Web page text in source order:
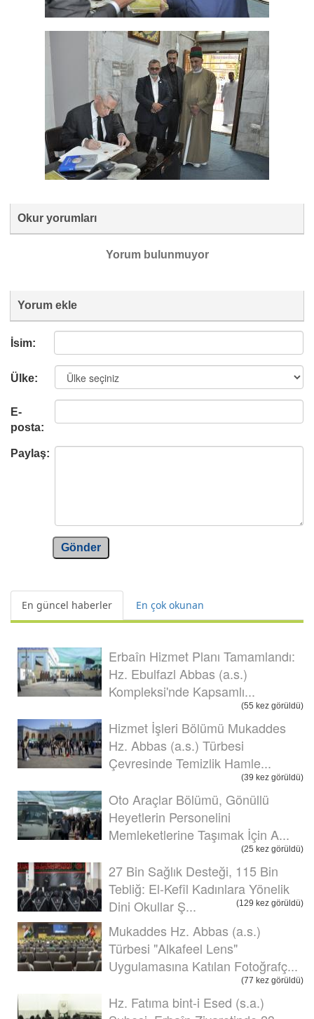
Okur yorumları
Yorum bulunmuyor
Yorum ekle
İsim:
Ülke:
E-
posta:
Paylaş:
Gönder
En güncel haberler En çok okunan
Erbaîn Hizmet Planı Tamamlandı:
Hz. Ebulfazl Abbas (a.s.)
Kompleksi'nde Kapsamlı...
(55 kez görüldü)
Hizmet İşleri Bölümü Mukaddes
Hz. Abbas (a.s.) Türbesi
Çevresinde Temizlik Hamle...
(39 kez görüldü)
Oto Araçlar Bölümü, Gönüllü
Heyetlerin Personelini
Memleketlerine Taşımak İçin A...
(25 kez görüldü)
27 Bin Sağlık Desteği, 115 Bin
Tebliğ: El-Kefîl Kadınlara Yönelik
Dini Okullar Ş...
(129 kez görüldü)
Mukaddes Hz. Abbas (a.s.)
Türbesi "Alkafeel Lens"
Uygulamasına Katılan Fotoğrafç...
(77 kez görüldü)
Hz. Fatıma bint-i Esed (s.a.)